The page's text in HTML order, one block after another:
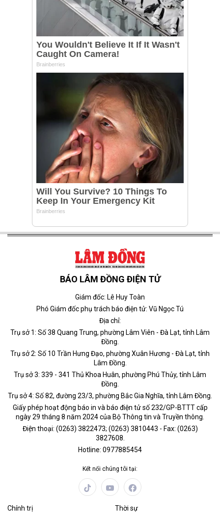
BÁO LÂM ĐỒNG ĐIỆN TỬ
Giám đốc: Lê Huy Toàn
Phó Giám đốc phụ trách báo điện tử: Vũ Ngọc Tú
Địa chỉ:
Trụ sở 1: Số 38 Quang Trung, phường Lâm Viên - Đà Lạt, tỉnh Lâm
Đồng.
Trụ sở 2: Số 10 Trần Hưng Đạo, phường Xuân Hương - Đà Lạt, tỉnh
Lâm Đồng.
Trụ sở 3: 339 - 341 Thủ Khoa Huân, phường Phú Thủy, tỉnh Lâm
Đồng.
Trụ sở 4: Số 82, đường 23/3, phường Bắc Gia Nghĩa, tỉnh Lâm Đồng.
Giấy phép hoạt động báo in và báo điện tử số 232/GP-BTTT cấp
ngày 29 tháng 8 năm 2024 của Bộ Thông tin và Truyền thông.
Điện thoại: (0263) 3822473; (0263) 3810443 - Fax: (0263)
3827608.
Hotline: 0977885454
Kết nối chúng tôi tại:
Chính trị Thời sự